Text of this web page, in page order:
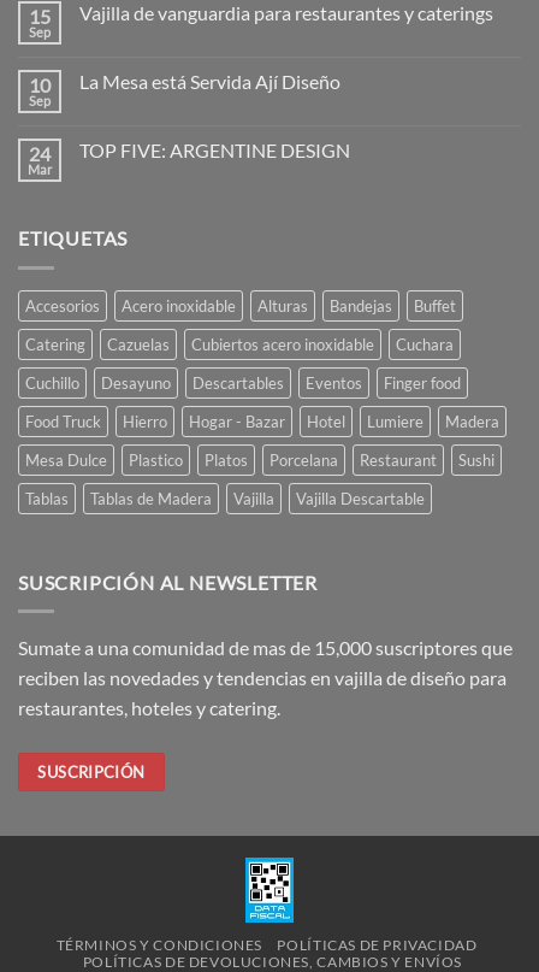
en
al
poder
15
Sep
Vajilla de vanguardia para restaurantes y caterings
en
para
restaurantes
10
Sep
La Mesa está Servida Ají Diseño
en
Ají
Diseño
24
Mar
TOP FIVE: ARGENTINE DESIGN
TOP
ETIQUETAS
Accesorios Acero inoxidable Alturas Bandejas
Buffet
Catering
Cazuelas Cubiertos acero inoxidable
Cuchara
Cuchillo
Desayuno Descartables Eventos
Finger food
Food Truck
Hierro Hogar - Bazar Hotel Lumiere
Madera
Mesa Dulce
Plastico Platos Porcelana Restaurant
Sushi
Tablas
Tablas de Madera Vajilla Vajilla Descartable
SUSCRIPCIÓN AL NEWSLETTER
Sumate a una comunidad de mas de 15,000 suscriptores que
reciben las novedades y tendencias en vajilla de diseño para
restaurantes, hoteles y catering.
SUSCRIPCIÓN
TÉRMINOS Y CONDICIONES
POLÍTICAS DE PRIVACIDAD
POLÍTICAS DE DEVOLUCIONES, CAMBIOS Y ENVÍOS